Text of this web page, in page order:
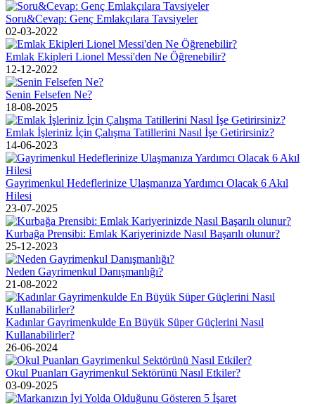
Soru&Cevap: Genç Emlakçılara Tavsiyeler
02-03-2022
Emlak Ekipleri Lionel Messi'den Ne Öğrenebilir?
12-12-2022
Senin Felsefen Ne?
18-08-2025
Emlak İşleriniz İçin Çalışma Tatillerini Nasıl İşe Getirirsiniz?
14-06-2023
Gayrimenkul Hedeflerinize Ulaşmanıza Yardımcı Olacak 6 Akıl
Hilesi
23-07-2025
Kurbağa Prensibi: Emlak Kariyerinizde Nasıl Başarılı olunur?
25-12-2023
Neden Gayrimenkul Danışmanlığı?
21-08-2022
Kadınlar Gayrimenkulde En Büyük Süper Güçlerini Nasıl
Kullanabilirler?
26-06-2024
Okul Puanları Gayrimenkul Sektörünü Nasıl Etkiler?
03-09-2025